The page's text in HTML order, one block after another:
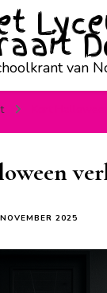
van
2025